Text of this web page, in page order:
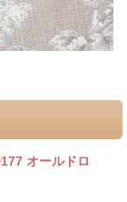
オールドロ